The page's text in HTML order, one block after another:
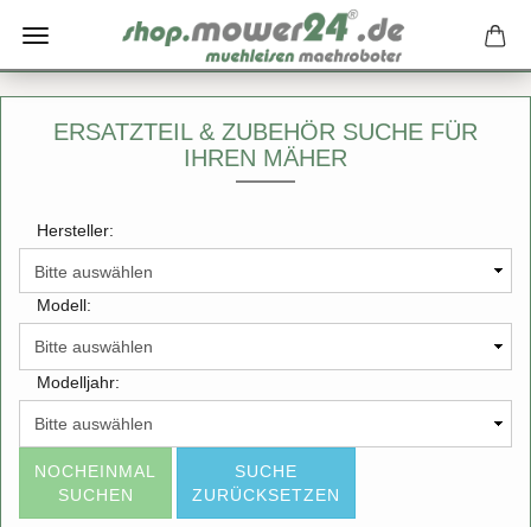
ERSATZTEIL & ZUBEHÖR SUCHE FÜR
IHREN MÄHER
Hersteller:
Modell:
Modelljahr:
NOCHEINMAL
SUCHEN
SUCHE
ZURÜCKSETZEN